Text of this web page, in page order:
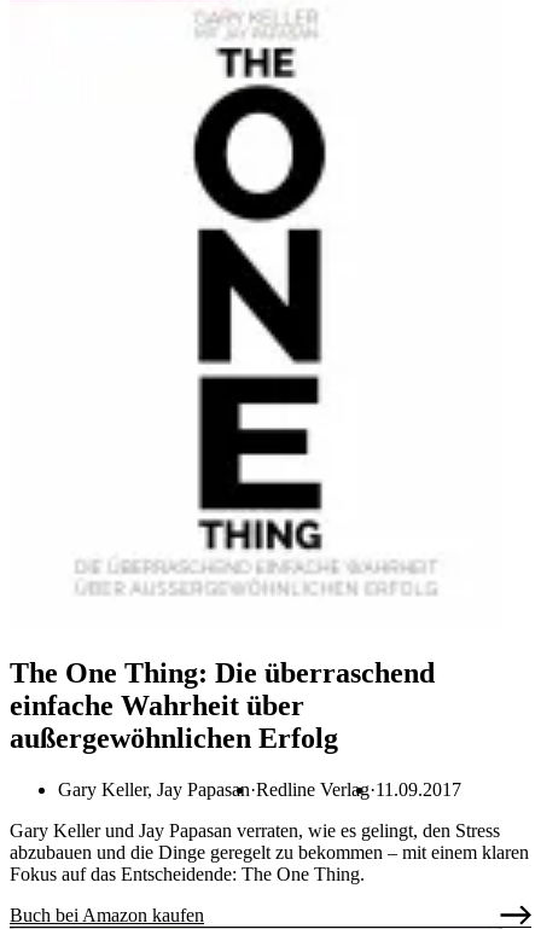
The One Thing: Die überraschend
einfache Wahrheit über
außergewöhnlichen Erfolg
Gary Keller, Jay Papasan Redline Verlag 11.09.2017
Gary Keller und Jay Papasan verraten, wie es gelingt, den Stress
abzubauen und die Dinge geregelt zu bekommen – mit einem klaren
Fokus auf das Entscheidende: The One Thing.
Buch bei Amazon kaufen